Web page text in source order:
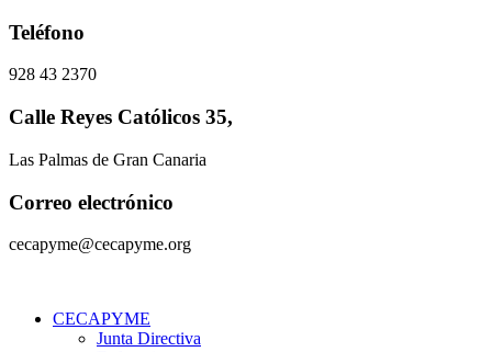
Ir
contenido
Teléfono
928 43 2370
Calle Reyes Católicos 35,
Las Palmas de Gran Canaria
Correo electrónico
cecapyme@cecapyme.org
CECAPYME
Junta Directiva